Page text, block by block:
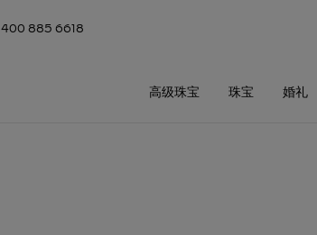
400 885 6618
高级珠宝 珠宝 婚礼